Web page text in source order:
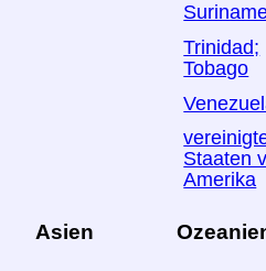
Trinidad;
Tobago
Staaten
Amerika
Asien